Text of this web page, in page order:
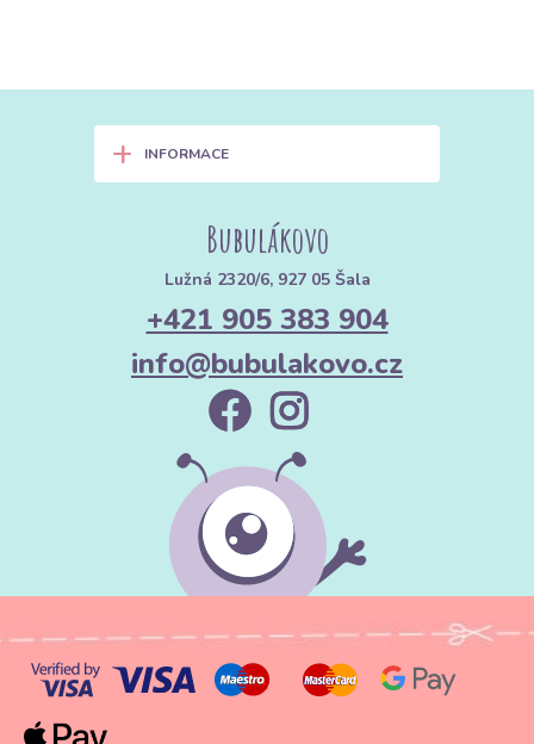
+ INFORMACE
Bubulákovo
Lužná 2320/6, 927 05 Šala
+421 905 383 904
info@bubulakovo.cz